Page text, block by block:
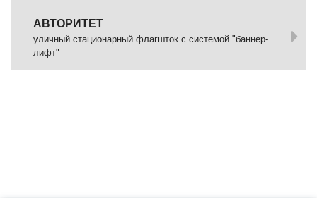
АВТОРИТЕТ
уличный стационарный флагшток с системой "баннер-
лифт"